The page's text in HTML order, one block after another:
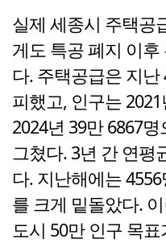
실제 세종시 주택공
게도 특공 폐지 이
다. 주택공급은 지
피했고, 인구는
2024년 39만 6867
그쳤다. 3년 간 연평
다. 지난해에는
를 크게 밑돌았다.
도시 50만 인구 목